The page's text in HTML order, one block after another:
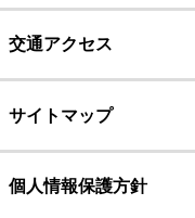
交通アクセス
サイトマップ
個人情報保護方針